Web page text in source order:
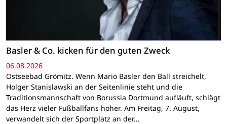
Basler & Co. kicken für den guten Zweck
06.08.2026
Ostseebad Grömitz. Wenn Mario Basler den Ball streichelt,
Holger Stanislawski an der Seitenlinie steht und die
Traditionsmannschaft von Borussia Dortmund aufläuft, schlägt
das Herz vieler Fußballfans höher. Am Freitag, 7. August,
verwandelt sich der Sportplatz an der…